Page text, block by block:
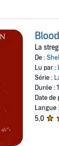
La
De :
Lu par :
Série :
Durée :
Date de
Langue
5,0